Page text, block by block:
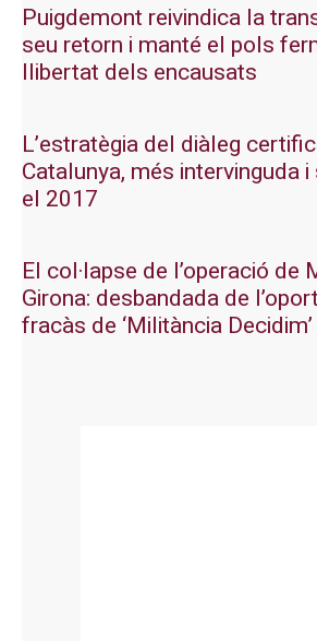
Puigdemont reivindica la
seu retorn i manté el pols
llibertat dels encausats
L’estratègia del diàleg
Catalunya, més intervinguda
el 2017
El col·lapse de l’operació de
Girona: desbandada de
fracàs de ‘Militància Decidim’